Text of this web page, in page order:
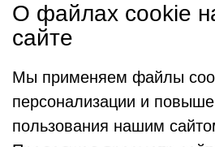
О файлах cookie
сайте
Мы применяем файлы
персонализации и
пользования нашим